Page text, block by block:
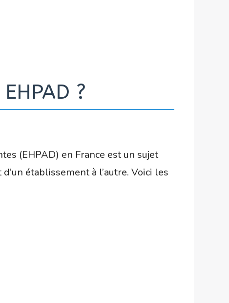
?
(EHPAD) en France est un sujet
établissement à l’autre. Voici les